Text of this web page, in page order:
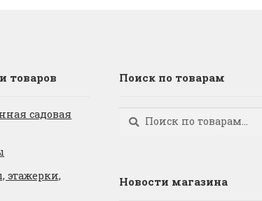
товаров
садовая
этажерки,
Поиск по товарам
Искать:
Поиск
Новости магазина